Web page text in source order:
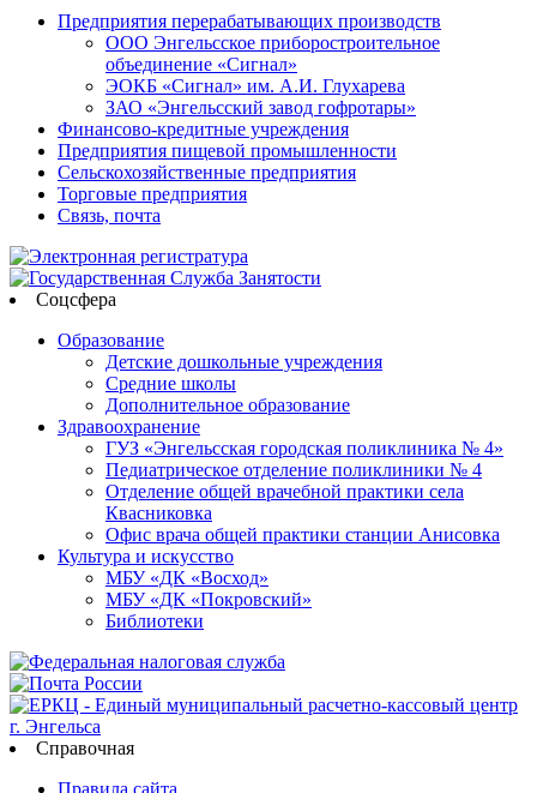
Предприятия перерабатывающих производств
ООО Энгельсское приборостроительное
объединение «Сигнал»
ЭОКБ «Сигнал» им. А.И. Глухарева
ЗАО «Энгельсский завод гофротары»
Финансово-кредитные учреждения
Предприятия пищевой промышленности
Сельскохозяйственные предприятия
Торговые предприятия
Связь, почта
Соцсфера
Образование
Детские дошкольные учреждения
Средние школы
Дополнительное образование
Здравоохранение
ГУЗ «Энгельсская городская поликлиника № 4»
Педиатрическое отделение поликлиники № 4
Отделение общей врачебной практики села
Квасниковка
Офис врача общей практики станции Анисовка
Культура и искусство
МБУ «ДК «Восход»
МБУ «ДК «Покровский»
Библиотеки
Справочная